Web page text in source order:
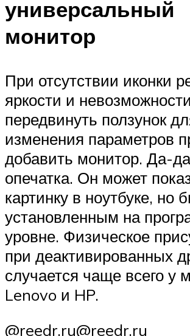
универсальный
монитор
При отсутствии иконки
яркости и невозможности
передвинуть ползунок
изменения параметров
добавить монитор. Да-
опечатка. Он может
картинку в ноутбуке, но
установленным на
уровне. Физическое
при деактивированных
случается чаще всего у
Lenovo и HP.
@reedr.ru@reedr.ru